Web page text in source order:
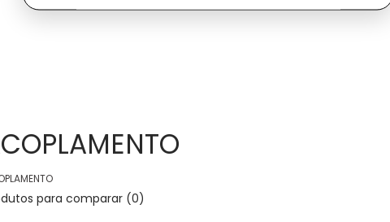
para comparar (0)